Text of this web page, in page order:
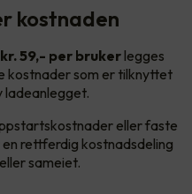
kostnaden
59,- per bruker legges
kostnader som er tilknyttet
ladeanlegget.
eller faste
rettferdig kostnadsdeling
sameiet.